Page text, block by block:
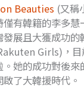
Beauties (又稱
有韓籍的李多
展且大獲成功的
Girls)，
她的成功對後
了大韓援時代。